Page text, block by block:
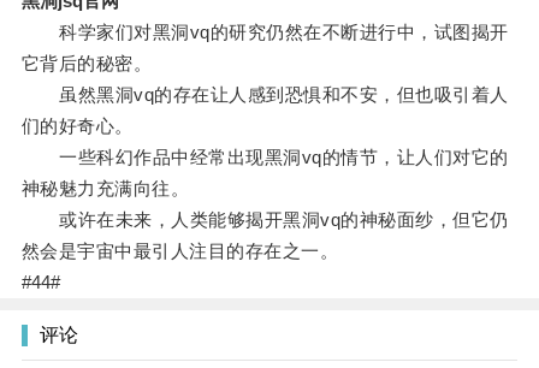
科学家们对黑洞vq的研究仍然在不断进行中，试图揭开
它背后的秘密。
虽然黑洞vq的存在让人感到恐惧和不安，但也吸引着人
们的好奇心。
一些科幻作品中经常出现黑洞vq的情节，让人们对它的
神秘魅力充满向往。
或许在未来，人类能够揭开黑洞vq的神秘面纱，但它仍
然会是宇宙中最引人注目的存在之一。
#44#
评论